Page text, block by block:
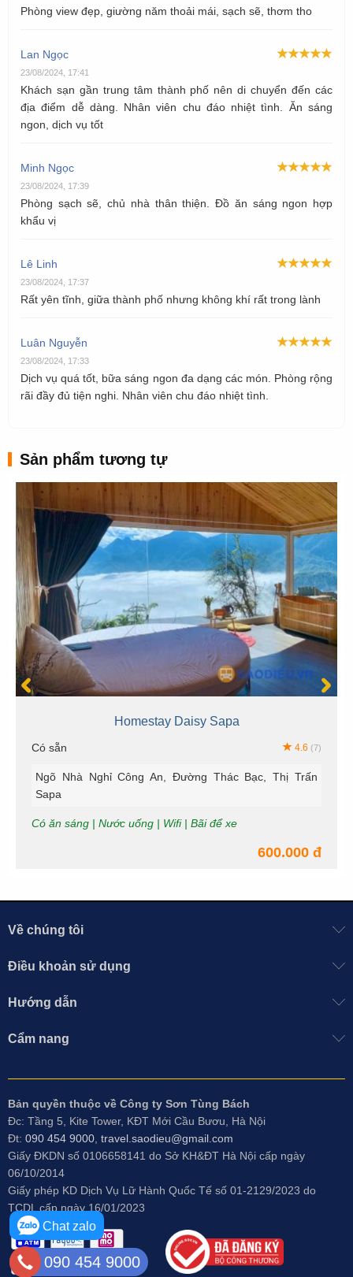
Phòng view đẹp, giường năm thoải mái, sạch sẽ, thơm tho
Lan Ngọc
23/08/2024, 17:41
Khách sạn gần trung tâm thành phố nên di chuyển đến các
địa điểm dễ dàng. Nhân viên chu đáo nhiệt tình. Ăn sáng
ngon, dịch vụ tốt
Minh Ngọc
23/08/2024, 17:39
Phòng sạch sẽ, chủ nhà thân thiện. Đồ ăn sáng ngon hợp
khẩu vị
Lê Linh
23/08/2024, 17:37
Rất yên tĩnh, giữa thành phố nhưng không khí rất trong lành
Luân Nguyễn
23/08/2024, 17:33
Dịch vụ quá tốt, bữa sáng ngon đa dạng các món. Phòng rộng
rãi đầy đủ tiện nghi. Nhân viên chu đáo nhiệt tình.
Sản phẩm tương tự
Homestay Daisy Sapa
Có sẵn 4.6 (7)
Ngõ Nhà Nghỉ Công An, Đường Thác Bạc, Thị Trấn
Sapa
Có ăn sáng | Nước uống | Wifi | Bãi để xe
600.000 đ
Về chúng tôi
Điều khoản sử dụng
Hướng dẫn
Cẩm nang
Bản quyền thuộc về Công ty Sơn Tùng Bách
Đc: Tầng 5, Kite Tower, KĐT Mới Cầu Bươu, Hà Nội
Đt: 090 454 9000 travel.saodieu@gmail.com
Giấy ĐKDN số 0106658141 do Sở KH&ĐT Hà Nội cấp ngày
06/10/2014
Giấy phép KD Dịch Vụ Lữ Hành Quốc Tế số 01-2129/2023 do
TCDL cấp ngày 16/01/2023
090 454 9000
Chat zalo